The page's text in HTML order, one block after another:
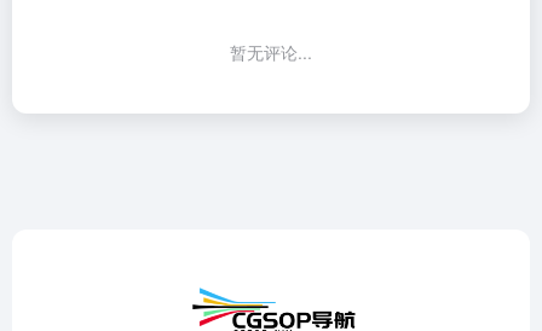
暂无评论...